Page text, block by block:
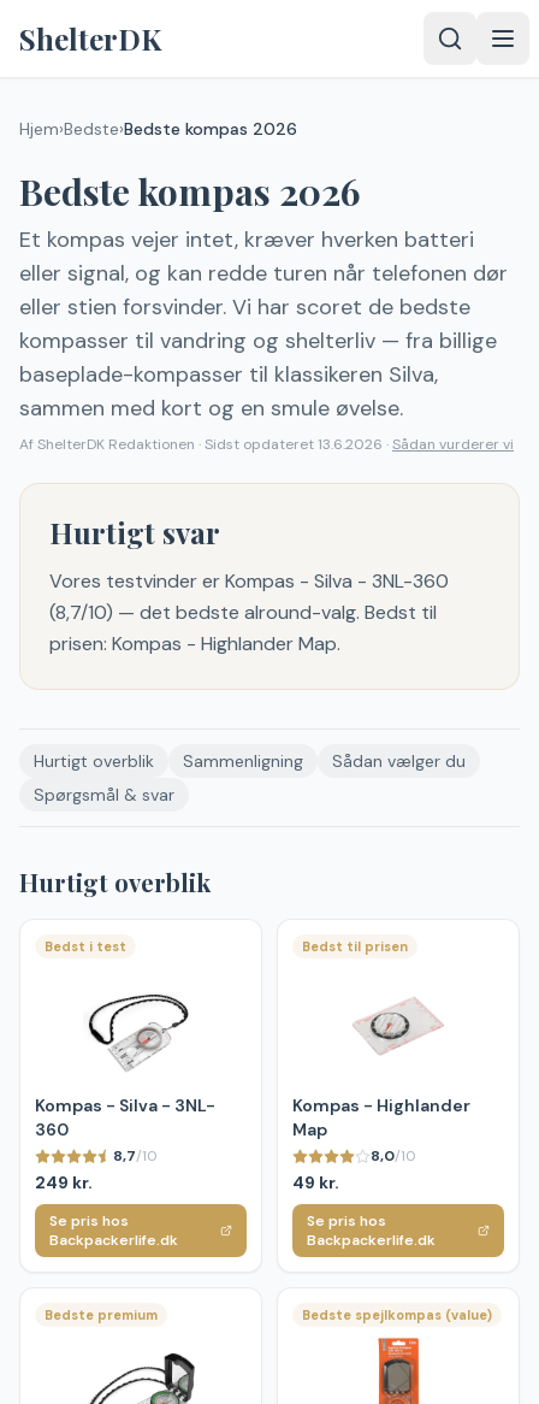
ShelterDK
Hjem›Bedste›Bedste kompas 2026
Bedste kompas 2026
Et kompas vejer intet, kræver hverken batteri
eller signal, og kan redde turen når telefonen dør
eller stien forsvinder. Vi har scoret de bedste
kompasser til vandring og shelterliv — fra billige
baseplade-kompasser til klassikeren Silva,
sammen med kort og en smule øvelse.
AfShelterDK Redaktionen ·Sidst opdateret 13.6.2026 ·Sådan vurderer vi
Hurtigt svar
Vores testvinder er Kompas - Silva - 3NL-360
(8,7/10) — det bedste alround-valg. Bedst til
prisen: Kompas - Highlander Map.
Hurtigt overblik Sammenligning
Sådan vælger du
Spørgsmål & svar
Hurtigt overblik
Bedst i test
Kompas - Silva - 3NL-
360
8,7/10
249 kr.
Se pris hos
Backpackerlife.dk
Bedst til prisen
Kompas - Highlander
Map
8,0/10
49 kr.
Se pris hos
Backpackerlife.dk
Bedste premium Bedste spejlkompas (value)